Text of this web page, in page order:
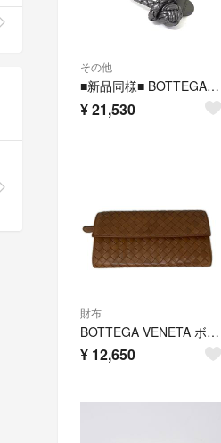
その他
■新品同様■ BOTTEGA VENETA ボッテガヴェネタ イントレチャート レザー バングル ブレスレット アクセサリー グレー系 BU0974
¥21,530
財布
BOTTEGA VENETA ボッテガヴェネタ イントレチャート 長財布 150509 V0013 ブラウン
¥ 12,650